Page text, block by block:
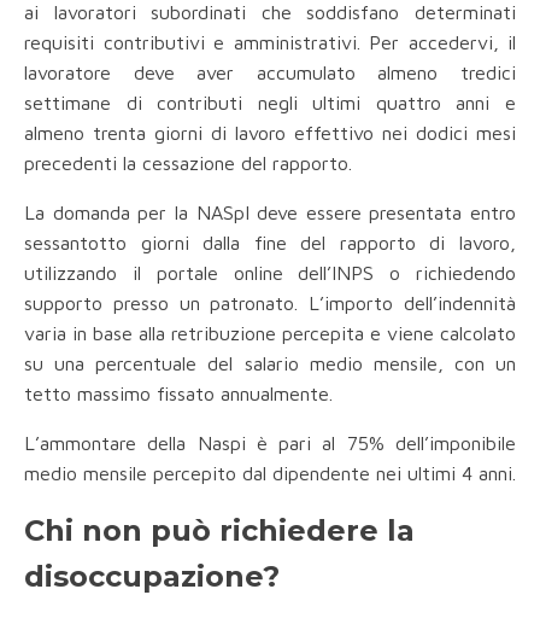
ai lavoratori subordinati che soddisfano determinati
requisiti contributivi e amministrativi. Per accedervi, il
lavoratore deve aver accumulato almeno tredici
settimane di contributi negli ultimi quattro anni e
almeno trenta giorni di lavoro effettivo nei dodici mesi
precedenti la cessazione del rapporto.
La domanda per la NASpI deve essere presentata entro
sessantotto giorni dalla fine del rapporto di lavoro,
utilizzando il portale online dell’INPS o richiedendo
supporto presso un patronato. L’importo dell’indennità
varia in base alla retribuzione percepita e viene calcolato
su una percentuale del salario medio mensile, con un
tetto massimo fissato annualmente.
L’ammontare della Naspi è pari al 75% dell’imponibile
medio mensile percepito dal dipendente nei ultimi 4 anni.
Chi non può richiedere la
disoccupazione?